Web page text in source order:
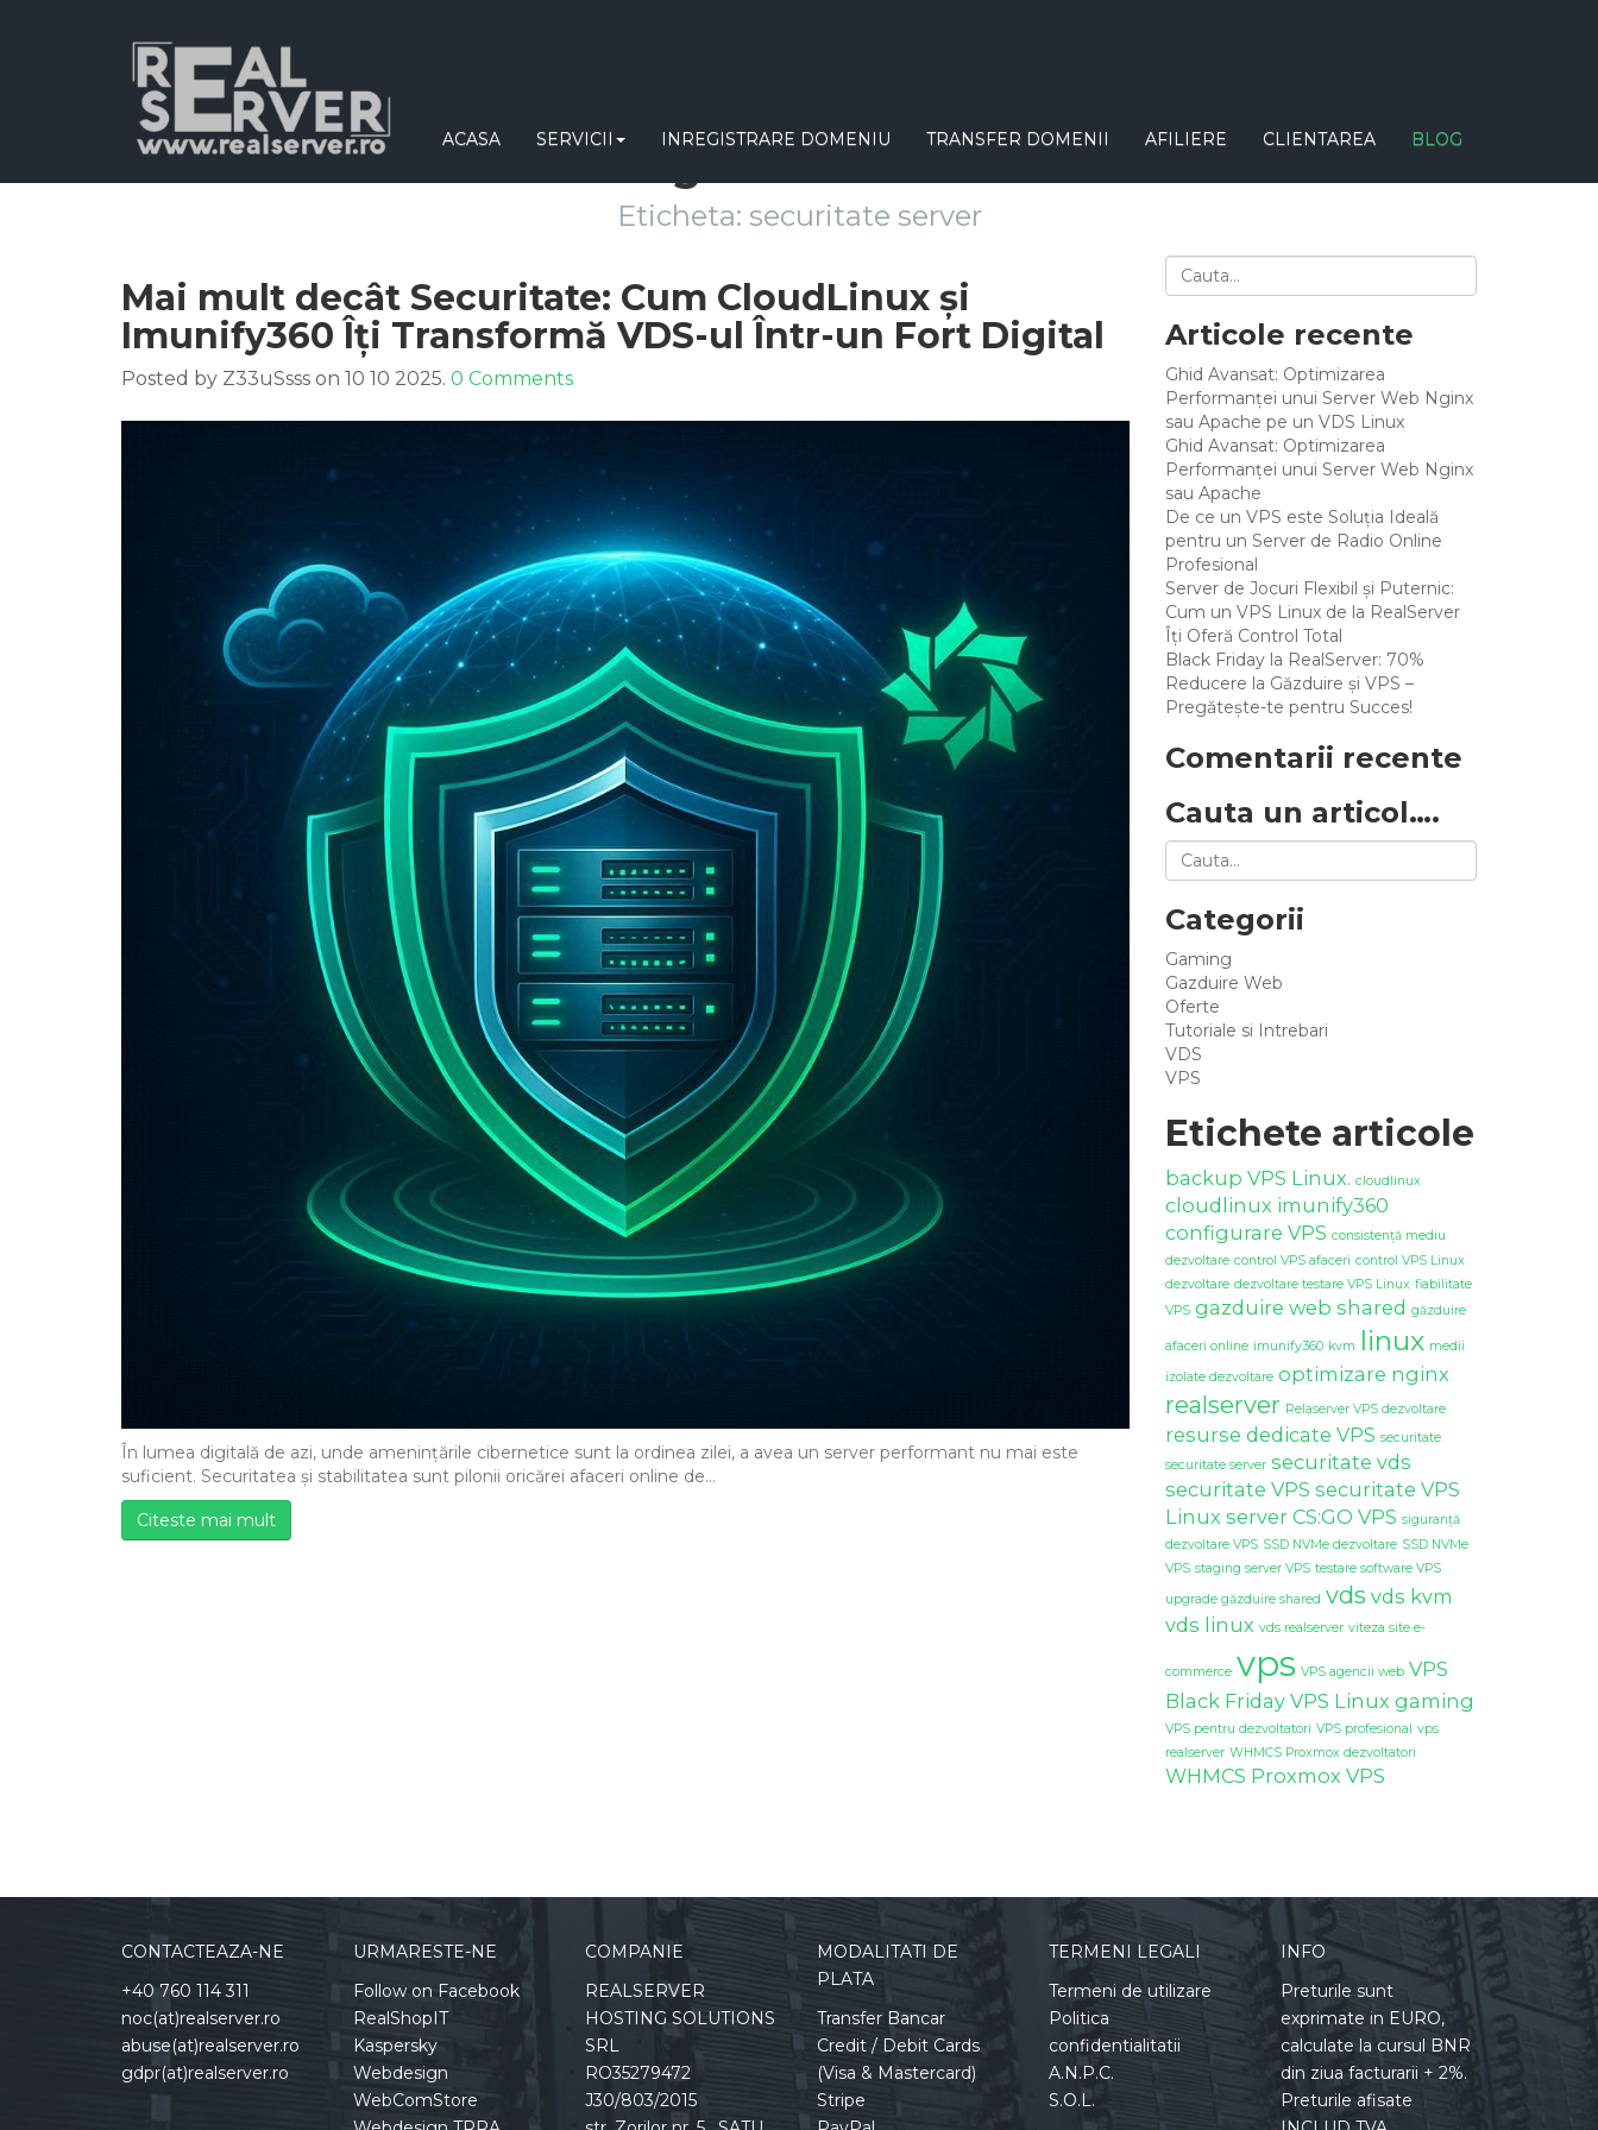
ACASA SERVICII INREGISTRARE DOMENIU TRANSFER DOMENII AFILIERE CLIENTAREA BLOG
Eticheta: securitate server
Mai mult decât Securitate: Cum CloudLinux și
Imunify360 Îți Transformă VDS-ul Într-un Fort Digital
Posted by Z33uSsss on 10 10 2025. 0 Comments
În lumea digitală de azi, unde amenințările cibernetice sunt la ordinea zilei, a avea un server performant nu mai este
suficient. Securitatea și stabilitatea sunt pilonii oricărei afaceri online de…
Citeste mai mult
Articole recente
Ghid Avansat: Optimizarea
Performanței unui Server Web Nginx
sau Apache pe un VDS Linux
Ghid Avansat: Optimizarea
Performanței unui Server Web Nginx
sau Apache
De ce un VPS este Soluția Ideală
pentru un Server de Radio Online
Profesional
Server de Jocuri Flexibil și Puternic:
Cum un VPS Linux de la RealServer
Îți Oferă Control Total
Black Friday la RealServer: 70%
Reducere la Găzduire și VPS –
Pregătește-te pentru Succes!
Comentarii recente
Cauta un articol….
Categorii
Gaming
Gazduire Web
Oferte
Tutoriale si Intrebari
VDS
VPS
Etichete articole
backup VPS Linux. cloudlinux
cloudlinux imunify360
configurare VPS consistență mediu
dezvoltare control VPS afaceri control VPS Linux
dezvoltare dezvoltare testare VPS Linux fiabilitate
VPS gazduire web shared găzduire
afaceri online imunify360 kvm linux medii
izolate dezvoltare optimizare nginx
realserver Relaserver VPS dezvoltare
resurse dedicate VPS securitate
securitate server securitate vds
securitate VPS securitate VPS
Linux server CS:GO VPS siguranță
dezvoltare VPS SSD NVMe dezvoltare SSD NVMe
VPS staging server VPS testare software VPS
upgrade găzduire shared vds vds kvm
vds linux vds realserver viteza site e-
commerce vps VPS agencii web VPS
Black Friday VPS Linux gaming
VPS pentru dezvoltatori VPS profesional vps
realserver WHMCS Proxmox dezvoltatori
WHMCS Proxmox VPS
CONTACTEAZA-NE
+40 760 114 311
noc(at)realserver.ro
abuse(at)realserver.ro
gdpr(at)realserver.ro
URMARESTE-NE
Follow on Facebook
RealShopIT
Kaspersky
Webdesign
WebComStore
COMPANIE
REALSERVER
HOSTING SOLUTIONS
SRL
RO35279472
J30/803/2015
MODALITATI DE
PLATA
Transfer Bancar
Credit / Debit Cards
(Visa & Mastercard)
Stripe
TERMENI LEGALI
Termeni de utilizare
Politica
confidentialitatii
A.N.P.C.
S.O.L.
INFO
Preturile sunt
exprimate in EURO,
calculate la cursul BNR
din ziua facturarii + 2%.
Preturile afisate